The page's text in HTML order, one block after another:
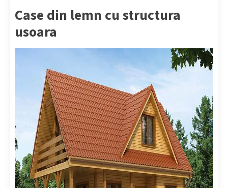
Case din lemn cu structura
usoara